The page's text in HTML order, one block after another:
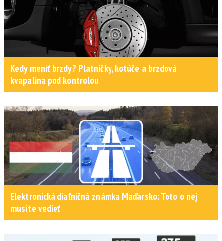
Kedy meniť brzdy? Platničky, kotúče a brzdová
kvapalina pod kontrolou
Elektronická diaľničná známka Maďarsko: Toto o nej
musíte vedieť